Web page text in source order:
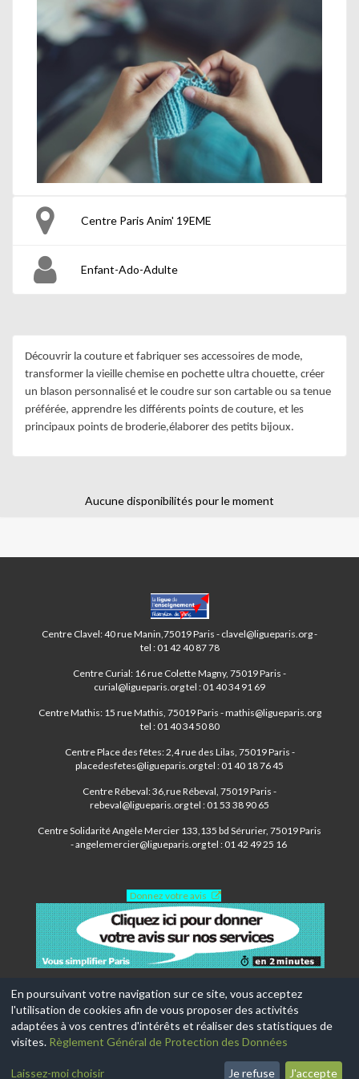
Centre Paris Anim' 19EME
Enfant-Ado-Adulte
Découvrir la couture et fabriquer ses accessoires de mode,
transformer la vieille chemise en pochette ultra chouette, créer
un blason personnalisé et le coudre sur son cartable ou sa tenue
préférée, apprendre les différents points de couture, et les
principaux points de broderie,élaborer des petits bijoux.
Aucune disponibilités pour le moment
CENTRES
PARIS
ANIM’
19ÈME
Centre Clavel: 40 rue Manin,75019 Paris - clavel@ligueparis.org -
tel : 01 42 40 87 78
Centre Curial: 16 rue Colette Magny, 75019 Paris -
curial@ligueparis.org tel : 01 40 34 91 69
Centre Mathis: 15 rue Mathis, 75019 Paris - mathis@ligueparis.org
tel : 01 40 34 50 80
Centre Place des fêtes: 2,4 rue des Lilas, 75019 Paris -
placedesfetes@ligueparis.org tel : 01 40 18 76 45
Centre Rébeval: 36,rue Rébeval, 75019 Paris -
rebeval@ligueparis.org tel : 01 53 38 90 65
Centre Solidarité Angèle Mercier 133,135 bd Sérurier, 75019 Paris
- angelemercier@ligueparis.org tel : 01 42 49 25 16
Donnez votre avis
© 2017-2026, Ce site est propulsé par Aniapps.fr
CGV
En poursuivant votre navigation sur ce site, vous acceptez
l'utilisation de cookies afin de vous proposer des activités
adaptées à vos centres d'intérêts et réaliser des statistiques de
visites. Règlement Général de Protection des Données
Laissez-moi choisir Je refuse J'accepte